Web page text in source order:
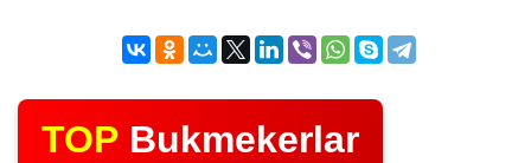
TOP Bukmekerlar